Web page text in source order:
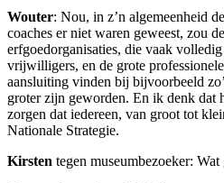
Wouter: Nou, in z’n algemeenheid
coaches er niet waren geweest, zou
erfgoedorganisaties, die vaak
vrijwilligers, en de grote
aansluiting vinden bij bijvoorbeeld
groter zijn geworden. En ik denk dat
zorgen dat iedereen, van groot tot
Nationale Strategie.
Kirsten tegen museumbezoeker: